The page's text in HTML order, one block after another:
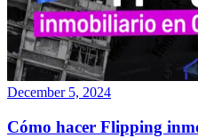
December 5, 2024
Cómo hacer Flipping